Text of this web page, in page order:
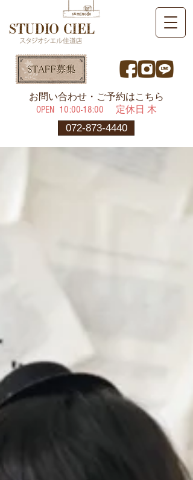
072-873-4440
​お問い合わせ・ご予約はこちら
OPEN ​10:00-18:00 定休日 木